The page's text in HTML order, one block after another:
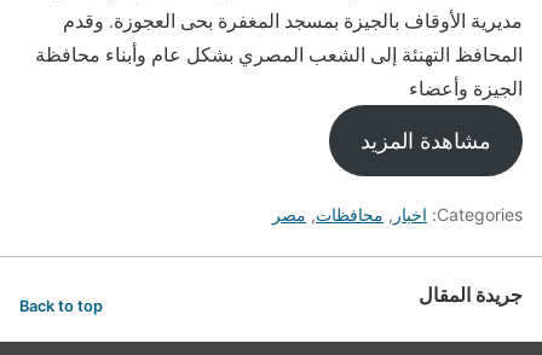
مديرية الأوقاف بالجيزة بمسجد المغفرة بحى العجوزة. وقدم
المحافظ التهنئة إلى الشعب المصري بشكل عام وأبناء محافظة
الجيزة وأعضاء
مشاهدة المزيد
Categories: اخبار , محافظات, مصر
جريدة المقال Back to top